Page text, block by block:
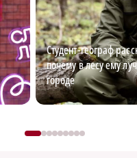
Студент-географ
почему в лесу ему
городе